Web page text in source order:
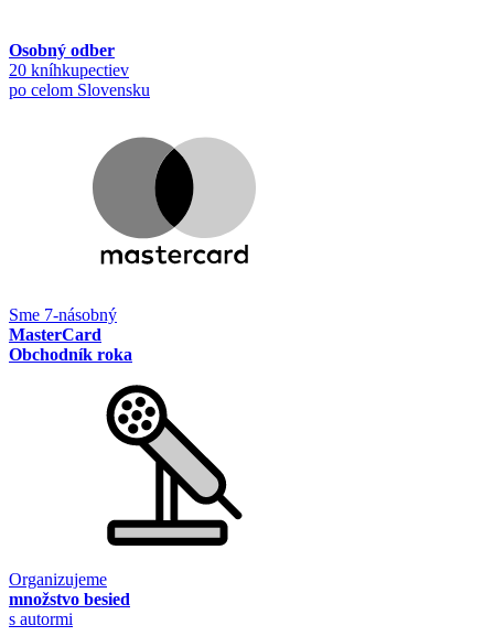
Osobný odber
20 kníhkupectiev
po celom Slovensku
Sme 7-násobný
MasterCard
Obchodník roka
Organizujeme
množstvo besied
s autormi